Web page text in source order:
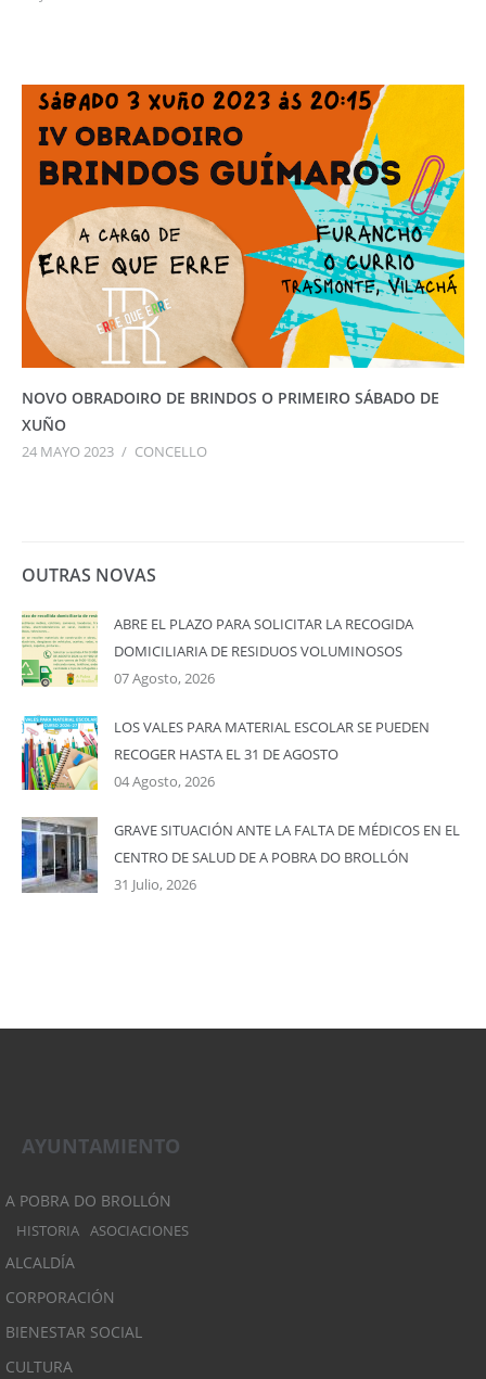
NOVO OBRADOIRO DE BRINDOS O PRIMEIRO SÁBADO DE
XUÑO
24 MAYO 2023 / CONCELLO
OUTRAS NOVAS
ABRE EL PLAZO PARA SOLICITAR LA RECOGIDA
DOMICILIARIA DE RESIDUOS VOLUMINOSOS
07 Agosto, 2026
LOS VALES PARA MATERIAL ESCOLAR SE PUEDEN
RECOGER HASTA EL 31 DE AGOSTO
04 Agosto, 2026
GRAVE SITUACIÓN ANTE LA FALTA DE MÉDICOS EN EL
CENTRO DE SALUD DE A POBRA DO BROLLÓN
31 Julio, 2026
AYUNTAMIENTO
A POBRA DO BROLLÓN
HISTORIA ASOCIACIONES
ALCALDÍA
CORPORACIÓN
BIENESTAR SOCIAL
CULTURA